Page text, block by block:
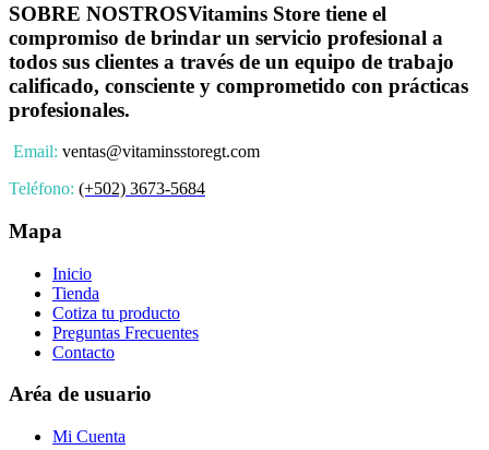
SOBRE NOSTROSVitamins Store tiene el
compromiso de brindar un servicio profesional a
todos sus clientes a través de un equipo de trabajo
calificado, consciente y comprometido con prácticas
profesionales.
Email: ventas@vitaminsstoregt.com
Teléfono: (+502) 3673-5684
Mapa
Inicio
Tienda
Cotiza tu producto
Preguntas Frecuentes
Contacto
Aréa de usuario
Mi Cuenta